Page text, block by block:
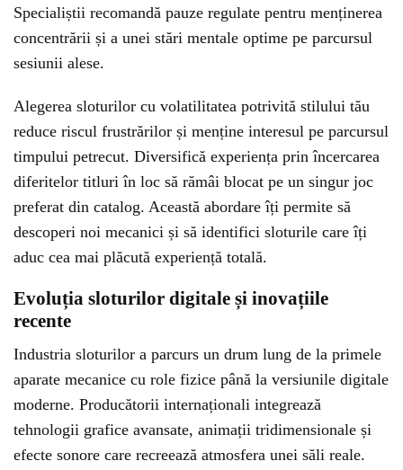
Specialiștii recomandă pauze regulate pentru menținerea
concentrării și a unei stări mentale optime pe parcursul
sesiunii alese.
Alegerea sloturilor cu volatilitatea potrivită stilului tău
reduce riscul frustrărilor și menține interesul pe parcursul
timpului petrecut. Diversifică experiența prin încercarea
diferitelor titluri în loc să rămâi blocat pe un singur joc
preferat din catalog. Această abordare îți permite să
descoperi noi mecanici și să identifici sloturile care îți
aduc cea mai plăcută experiență totală.
Evoluția sloturilor digitale și inovațiile
recente
Industria sloturilor a parcurs un drum lung de la primele
aparate mecanice cu role fizice până la versiunile digitale
moderne. Producătorii internaționali integrează
tehnologii grafice avansate, animații tridimensionale și
efecte sonore care recreează atmosfera unei săli reale.